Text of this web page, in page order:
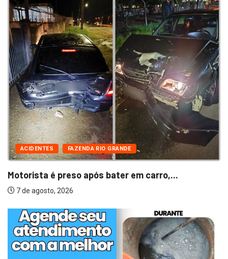
ACIDENTES FAZENDA RIO GRANDE
Motorista é preso após bater em carro,...
7 de agosto, 2026